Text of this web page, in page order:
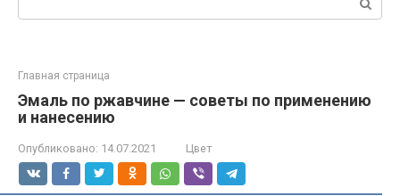
Главная страница
Эмаль по ржавчине — советы по применению
и нанесению
Опубликовано: 14.07.2021 Цвет